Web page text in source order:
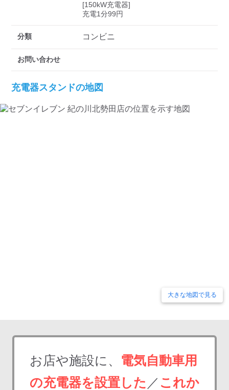
[150kW充電器]
充電1分99円
分類 コンビニ
お問い合わせ
充電器スタンドの地図
大きな地図で見る
お店や施設に、 電気自動車用
の充電器を設置した ／ これか